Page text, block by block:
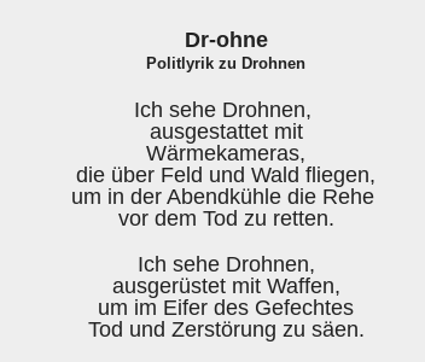
Dr-ohne
Politlyrik zu Drohnen
Ich sehe Drohnen,
ausgestattet mit
Wärmekameras,
die über Feld und Wald fliegen,
um in der Abendkühle die Rehe
vor dem Tod zu retten.
Ich sehe Drohnen,
ausgerüstet mit Waffen,
um im Eifer des Gefechtes
Tod und Zerstörung zu säen.